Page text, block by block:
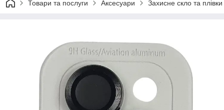
Товари та послуги Аксесуари Захисне скло та плівки